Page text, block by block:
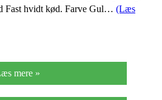
Fast hvidt kød. Farve Gul… (Læs
mere »